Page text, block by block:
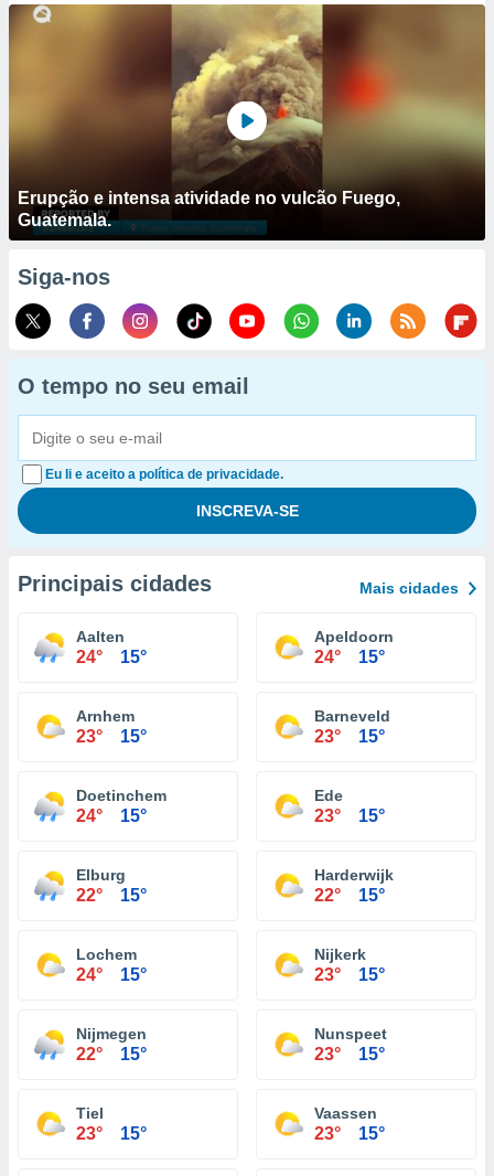
Erupção e intensa atividade no vulcão Fuego,
Guatemala.
Siga-nos
O tempo no seu email
Eu li e aceito a política de privacidade.
Principais cidades Mais cidades
Aalten
24° 15°
Apeldoorn
24° 15°
Arnhem
23° 15°
Barneveld
23° 15°
Doetinchem
24° 15°
Ede
23° 15°
Elburg
22° 15°
Harderwijk
22° 15°
Lochem
24° 15°
Nijkerk
23° 15°
Nijmegen
22° 15°
Nunspeet
23° 15°
Tiel
23° 15°
Vaassen
23° 15°